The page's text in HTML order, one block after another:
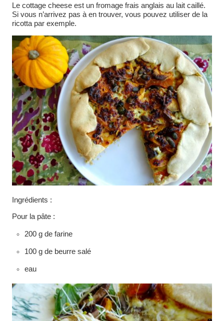
Le cottage cheese est un fromage frais anglais au lait caillé.
Si vous n’arrivez pas à en trouver, vous pouvez utiliser de la
ricotta par exemple.
Ingrédients :
Pour la pâte :
200 g de farine
100 g de beurre salé
eau